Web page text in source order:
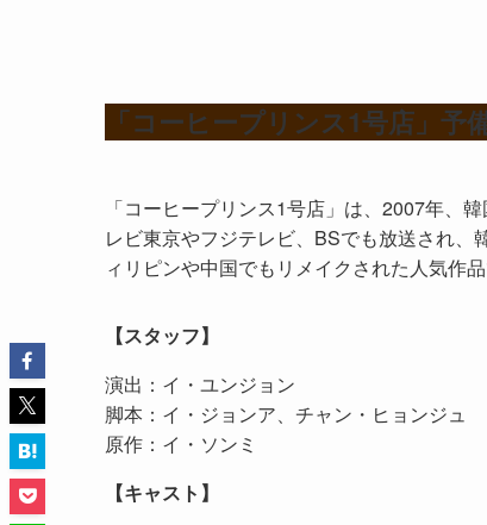
「コーヒープリンス1号店」予
「コーヒープリンス1号店」は、2007年、
レビ東京やフジテレビ、BSでも放送され
ィリピンや中国でもリメイクされた人気作品
【スタッフ】
演出：イ・ユンジョン
脚本：イ・ジョンア、チャン・ヒョンジュ
原作：イ・ソンミ
【キャスト】